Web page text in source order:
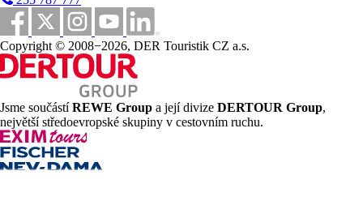
Copyright © 2008−2026, DER Touristik CZ a.s.
Jsme součástí REWE Group a její divize DERTOUR Group,
největší středoevropské skupiny v cestovním ruchu.